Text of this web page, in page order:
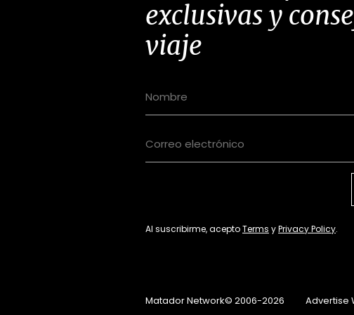
exclusivas y
viaje
Al suscribirme, aceptoTerms yPrivacy Policy.
Matador Network© 2006-2026 Advertise